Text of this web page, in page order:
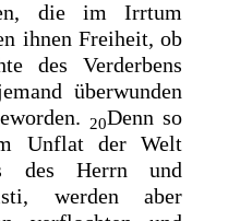
die im Irrtum
ihnen Freiheit, ob
des Verderbens
überwunden
20Denn so
Unflat der Welt
des Herrn und
werden aber